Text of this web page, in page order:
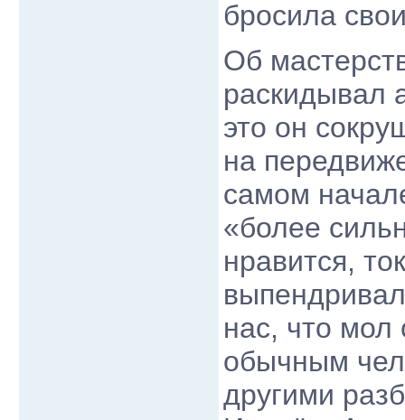
бросила
Об
раскидывал
это он
на
самом
«более
нравится,
нас, что мол
обычным
другими